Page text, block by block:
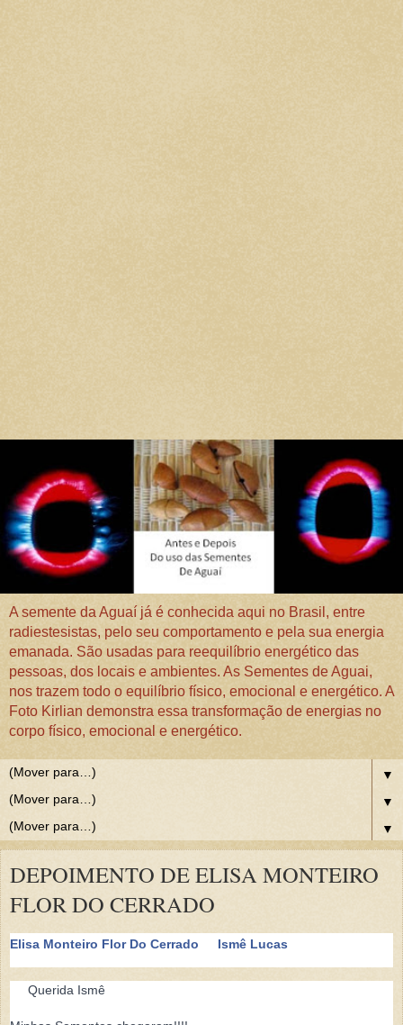
A semente da Aguaí já é conhecida aqui no Brasil, entre
radiestesistas, pelo seu comportamento e pela sua energia
emanada. São usadas para reequilíbrio energético das
pessoas, dos locais e ambientes. As Sementes de Aguai,
nos trazem todo o equilíbrio físico, emocional e energético. A
Foto Kirlian demonstra essa transformação de energias no
corpo físico, emocional e energético.
▼
▼
▼
DEPOIMENTO DE ELISA MONTEIRO
FLOR DO CERRADO
Elisa Monteiro Flor Do Cerrado Ismê Lucas
Querida Ismê